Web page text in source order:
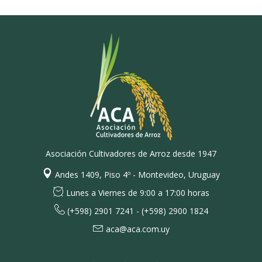
Asociación Cultivadores de Arroz desde 1947
Andes 1409, Piso 4º - Montevideo, Uruguay
Lunes a Viernes de 9:00 a 17:00 horas
(+598) 2901 7241 - (+598) 2900 1824
aca@aca.com.uy